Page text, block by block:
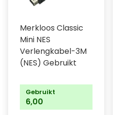
Merkloos Classic
Mini NES
Verlengkabel-3M
(NES) Gebruikt
Gebruikt
6,00